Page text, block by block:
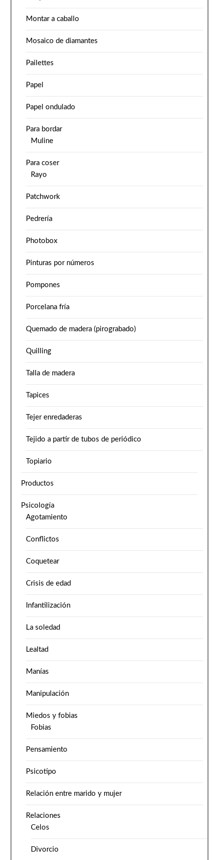
Montar a caballo
Mosaico de diamantes
Pailettes
Papel
Papel ondulado
Para bordar
Muline
Para coser
Rayo
Patchwork
Pedrería
Photobox
Pinturas por números
Pompones
Porcelana fría
Quemado de madera (pirograbado)
Quilling
Talla de madera
Tapices
Tejer enredaderas
Tejido a partir de tubos de periódico
Topiario
Productos
Psicología
Agotamiento
Conflictos
Coquetear
Crisis de edad
Infantilización
La soledad
Lealtad
Manías
Manipulación
Miedos y fobias
Fobias
Pensamiento
Psicotipo
Relación entre marido y mujer
Relaciones
Celos
Divorcio